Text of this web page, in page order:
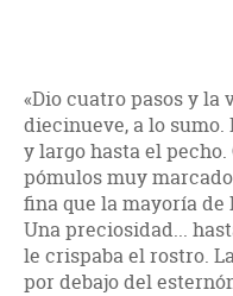
«Dio cuatro pasos y la
diecinueve, a lo
y largo hasta el pecho.
pómulos muy
fina que la mayoría de
Una preciosidad...
le crispaba el rostro.
por debajo del